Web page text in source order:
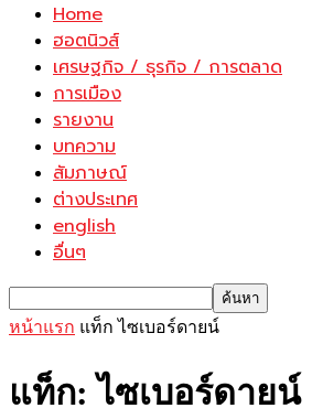
Home
ฮอตนิวส์
เศรษฐกิจ / ธุรกิจ / การตลาด
การเมือง
รายงาน
บทความ
สัมภาษณ์
ต่างประเทศ
english
อื่นๆ
หน้าแรก แท็ก ไซเบอร์ดายน์
แท็ก: ไซเบอร์ดายน์